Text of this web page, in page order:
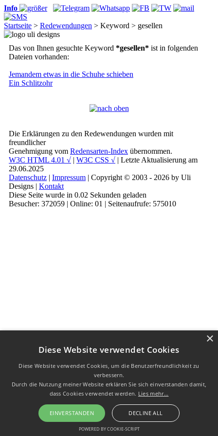
Info
Startseite > Redewendungen > Keyword > gesellen
Das von Ihnen gesuchte Keyword *gesellen* ist in folgenden
Dateien vorhanden:
Jemandem etwas in die Schuhe schieben
Ein Schlitzohr
Die Erklärungen zu den Redewendungen wurden mit
freundlicher
Genehmigung vom Redensarten-Index übernommen.
W3C HTML 4.01 √ | W3C CSS √ | Letzte Aktualisierung am
29.06.2025
Datenschutz | Impressum | Copyright © 2003 - 2026 by Uli
Designs | Kontakt
Diese Seite wurde in 0.02 Sekunden geladen
Besucher: 372059 | Online: 01 | Seitenaufrufe: 575010
Diese Website verwendet Cookies
Diese Website verwendet Cookies, um die Benutzerfreundlichkeit zu
verbessern.
Durch die Nutzung meiner Website erklären Sie sich einverstanden damit,
dass Cookies verwendet werden. Lies mehr...
EINVERSTANDEN DECLINE ALL
POWERED BY COOKIE-SCRIPT
×